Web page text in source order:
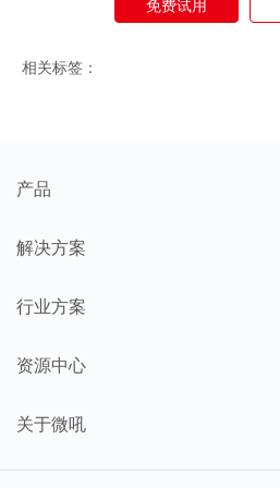
相关标签：
产品
解决方案
行业方案
资源中心
关于微吼